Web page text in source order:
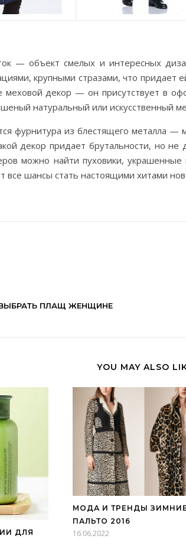
— объект смелых и интересных
крупными стразами, что придает
меховой декор — он присутствует в
натуральный или искусственный
фурнитура из блестящего металла —
декор придает брутальности, но
можно найти пуховики,
все шансы стать настоящими хитами
ПЛАЩ ЖЕНЩИНЕ
YOU MAY ALSO
ДЛЯ
МОДА И ТРЕНДЫ
ПАЛЬТО 2016
16.06.2022